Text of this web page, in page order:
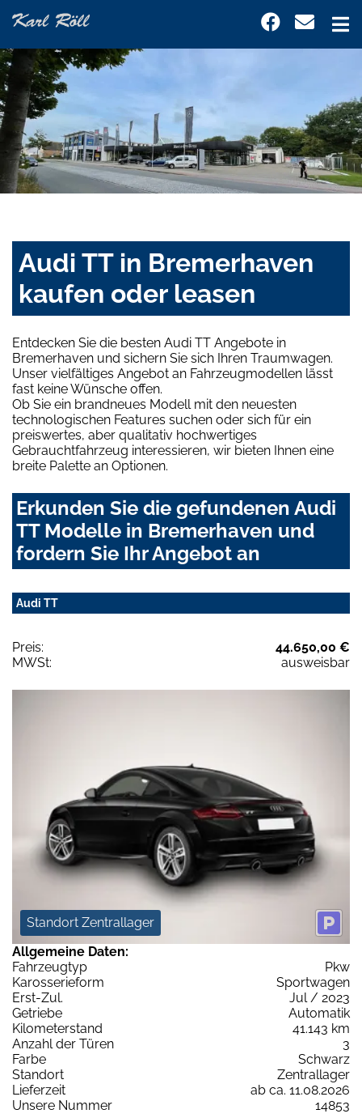
Audi TT in Bremerhaven
kaufen oder leasen
Entdecken Sie die besten Audi TT Angebote in
Bremerhaven und sichern Sie sich Ihren Traumwagen.
Unser vielfältiges Angebot an Fahrzeugmodellen lässt
fast keine Wünsche offen.
Ob Sie ein brandneues Modell mit den neuesten
technologischen Features suchen oder sich für ein
preiswertes, aber qualitativ hochwertiges
Gebrauchtfahrzeug interessieren, wir bieten Ihnen eine
breite Palette an Optionen.
Erkunden Sie die gefundenen Audi
TT Modelle in Bremerhaven und
fordern Sie Ihr Angebot an
Audi TT
Preis:
44.650,00 €
MWSt:
ausweisbar
Standort Zentrallager
Allgemeine Daten:
Fahrzeugtyp
Pkw
Karosserieform
Sportwagen
Erst-Zul.
Jul / 2023
Getriebe
Automatik
Kilometerstand
41.143 km
Anzahl der Türen
3
Farbe
Schwarz
Standort
Zentrallager
Lieferzeit
ab ca. 11.08.2026
Unsere Nummer
14853